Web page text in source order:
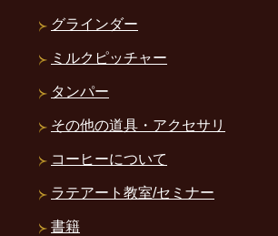
グラインダー
ミルクピッチャー
タンパー
その他の道具・アクセサリ
コーヒーについて
ラテアート教室/セミナー
書籍